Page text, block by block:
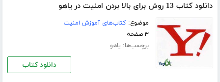
دانلود کتاب 13 روش برای بالا بردن امنیت در یاهو
موضوع:کتاب‌های آموزش امنیت
۳ صفحه
برچسب‌ها: یاهو
دانلود کتاب